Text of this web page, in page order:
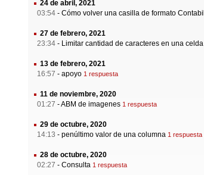
24 de abril, 2021
03:54 - Cómo volver una casilla de formato
27 de febrero, 2021
23:34 - Limitar cantidad de caracteres en una
13 de febrero, 2021
16:57 - apoyo 1 respuesta
11 de noviembre, 2020
01:27 -ABM de imagenes 1 respuesta
29 de octubre, 2020
14:13 - penúltimo valor de una columna 1 respuesta
28 de octubre, 2020
02:27 - Consulta 1 respuesta